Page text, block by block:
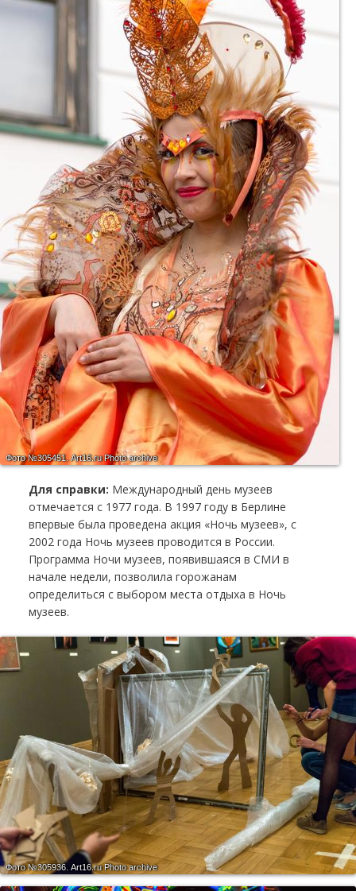
Фото №305451.Art16.ru Photo archive
Для справки: Международный день музеев
отмечается с 1977 года. В 1997 году в Берлине
впервые была проведена акция «Ночь музеев», с
2002 года Ночь музеев проводится в России.
Программа Ночи музеев, появившаяся в СМИ в
начале недели, позволила горожанам
определиться с выбором места отдыха в Ночь
музеев.
Фото №305936. Art16.ru Photo archive